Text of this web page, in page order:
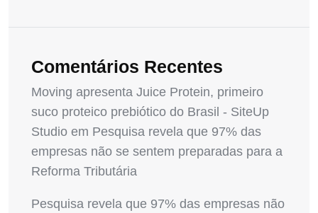
Comentários Recentes
Moving apresenta Juice Protein, primeiro
suco proteico prebiótico do Brasil - SiteUp
Studio em Pesquisa revela que 97% das
empresas não se sentem preparadas para a
Reforma Tributária
Pesquisa revela que 97% das empresas não